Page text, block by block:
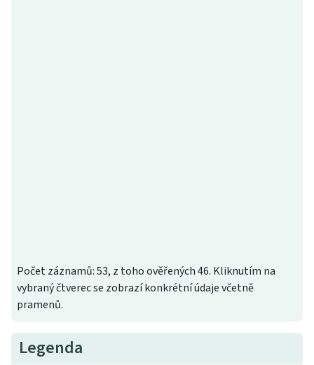
Počet záznamů: 53, z toho ověřených 46. Kliknutím na
vybraný čtverec se zobrazí konkrétní údaje včetně
pramenů.
Legenda